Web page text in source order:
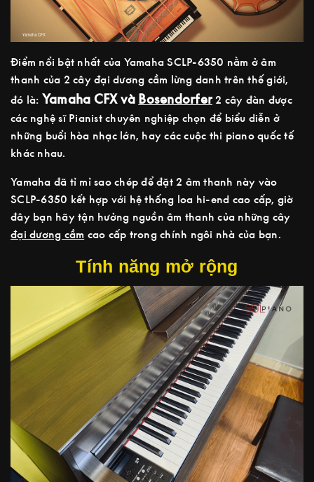
Điểm nổi bật nhất của Yamaha SCLP-6350 nằm ở âm
thanh của 2 cây đại dương cầm lừng danh trên thế giới,
đó là: Yamaha CFX và Bosendorfer2 cây đàn được
các nghệ sĩ Pianist chuyên nghiệp chọn để biểu diễn ở
những buổi hòa nhạc lớn, hay các cuộc thi piano quốc tế
khác nhau.
Yamaha đã tỉ mỉ sao chép để đặt 2 âm thanh này vào
SCLP-6350 kết hợp với hệ thống loa hi-end cao cấp, giờ
đây bạn hãy tận hưởng nguồn âm thanh của những cây
đại dương cầm cao cấp trong chính ngôi nhà của bạn.
Tính năng mở rộng